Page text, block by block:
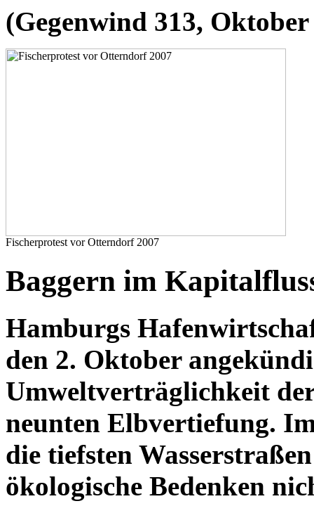
(Gegenwind 313, Oktober
Fischerprotest vor Otterndorf 2007
Baggern im
Hamburgs
den 2. Oktober
Umweltverträglichkeit
neunten Elbvertiefung.
die tiefsten
ökologische Bedenken